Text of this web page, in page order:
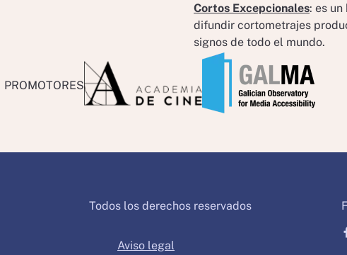
Cortos Excepcionales: es
difundir cortometrajes
signos de todo el mundo.
PROMOTORES
Todos los derechos reservados
Aviso legal